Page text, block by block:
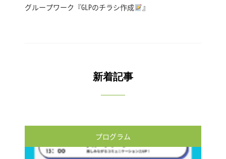
グループワーク『GLPのチラシ作成 』
新着記事
プログラム